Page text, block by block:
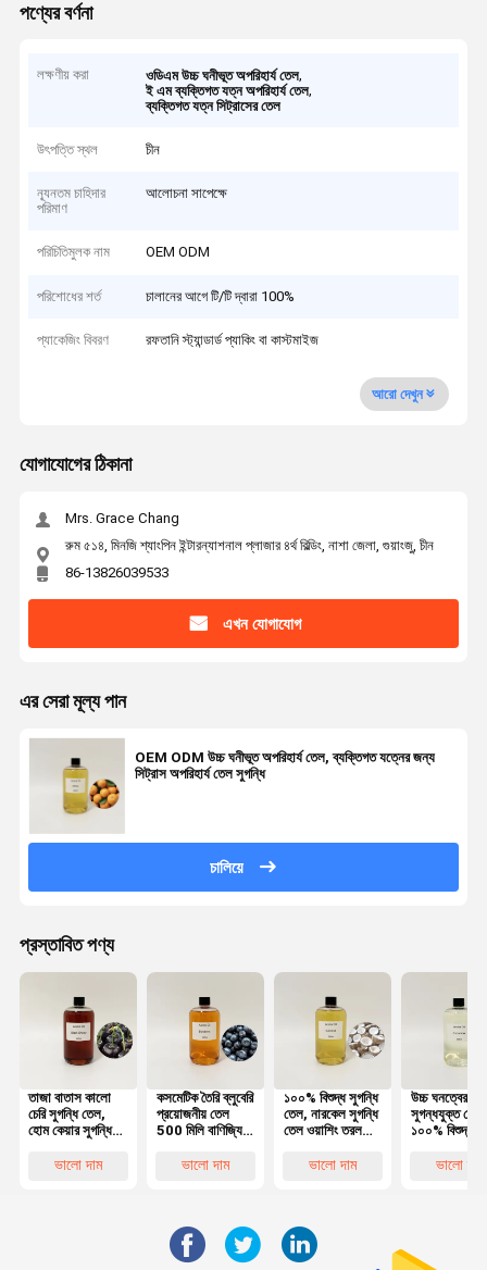
পণ্যের বর্ণনা
লক্ষণীয় করা ওডিএম উচ্চ ঘনীভূত অপরিহার্য তেল,
ই এম ব্যক্তিগত যত্ন অপরিহার্য তেল,
ব্যক্তিগত যত্ন সিট্রাসের তেল
উৎপত্তি স্থল চীন
ন্যূনতম চাহিদার
পরিমাণ
আলোচনা সাপেক্ষে
পরিচিতিমুলক নাম OEM ODM
পরিশোধের শর্ত চালানের আগে টি/টি দ্বারা 100%
প্যাকেজিং বিবরণ রফতানি স্ট্যান্ডার্ড প্যাকিং বা কাস্টমাইজ
আরো দেখুন
যোগাযোগের ঠিকানা
Mrs. Grace Chang
রুম ৫১৪, মিনজি শ্যাংপিন ইন্টারন্যাশনাল প্লাজার ৪র্থ বিল্ডিং, নাশা জেলা, গুয়াংজু, চীন
86-13826039533
এখন যোগাযোগ
এর সেরা মূল্য পান
OEM ODM উচ্চ ঘনীভূত অপরিহার্য তেল, ব্যক্তিগত যত্নের জন্য
সিট্রাস অপরিহার্য তেল সুগন্ধি
চালিয়ে
প্রস্তাবিত পণ্য
তাজা বাতাস কালো
চেরি সুগন্ধি তেল,
হোম কেয়ার সুগন্ধি
ভালো দাম
কসমেটিক তৈরি ব্লুবেরি
প্রয়োজনীয় তেল
500 মিলি বাণিজ্যিক
প্রয়োজনীয় তেল
ভালো দাম
১০০% বিশুদ্ধ সুগন্ধি
তেল, নারকেল সুগন্ধি
তেল ওয়াশিং তরল
ভালো দাম
উচ্চ ঘনত্বের
সুগন্ধযুক্ত তেল
১০০% বিশুদ্ধ
ভালো দাম